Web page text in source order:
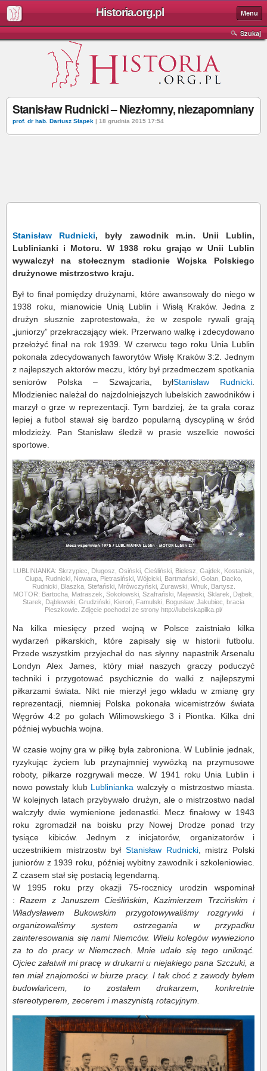
Historia.org.pl Menu
Szukaj
Stanisław Rudnicki – Niezłomny, niezapomniany
prof. dr hab. Dariusz Słapek | 18 grudnia 2015 17:54
Stanisław Rudnicki, były zawodnik m.in. Unii Lublin,
Lublinianki i Motoru. W 1938 roku grając w Unii Lublin
wywalczył na stołecznym stadionie Wojska Polskiego
drużynowe mistrzostwo kraju.
Był to finał pomiędzy drużynami, które awansowały do niego w
1938 roku, mianowicie Unią Lublin i Wisłą Kraków. Jedna z
drużyn słusznie zaprotestowała, że w zespole rywali grają
„juniorzy” przekraczający wiek. Przerwano walkę i zdecydowano
przełożyć finał na rok 1939. W czerwcu tego roku Unia Lublin
pokonała zdecydowanych faworytów Wisłę Kraków 3:2. Jednym
z najlepszych aktorów meczu, który był przedmeczem spotkania
seniorów Polska – Szwajcaria, byłStanisław Rudnicki
Młodzieniec należał do najzdolniejszych lubelskich zawodników i
marzył o grze w reprezentacji. Tym bardziej, że ta grała coraz
lepiej a futbol stawał się bardzo popularną dyscypliną w śród
młodzieży. Pan Stanisław śledził w prasie wszelkie nowości
sportowe.
LUBLINIANKA: Skrzypiec, Długosz, Osiński, Cieśliński, Bielesz, Gajdek, Kostaniak,
Ciupa, Rudnicki, Nowara, Pietrasiński, Wójcicki, Bartmański, Golan, Dacko,
Rudnicki, Blaszka, Stefański, Mrówczyński, Żurawski, Wnuk, Bartysz.
MOTOR: Bartocha, Matraszek, Sokołowski, Szafrański, Majewski, Sklarek, Dąbek,
Starek, Dąblewski, Grudziński, Kieroń, Famulski, Bogusław, Jakubiec, bracia
Pieszkowie. Zdjęcie pochodzi ze strony http://lubelskapilka.pl/
Na kilka miesięcy przed wojną w Polsce zaistniało kilka
wydarzeń piłkarskich, które zapisały się w historii futbolu.
Przede wszystkim przyjechał do nas słynny napastnik Arsenalu
Londyn Alex James, który miał naszych graczy poduczyć
techniki i przygotować psychicznie do walki z najlepszymi
piłkarzami świata. Nikt nie mierzył jego wkładu w zmianę gry
reprezentacji, niemniej Polska pokonała wicemistrzów świata
Węgrów 4:2 po golach Wilimowskiego 3 i Piontka. Kilka dni
później wybuchła wojna.
W czasie wojny gra w piłkę była zabroniona. W Lublinie jednak,
ryzykując życiem lub przynajmniej wywózką na przymusowe
roboty, piłkarze rozgrywali mecze. W 1941 roku Unia Lublin i
nowo powstały klub Lublinianka walczyły o mistrzostwo miasta.
W kolejnych latach przybywało drużyn, ale o mistrzostwo nadal
walczyły dwie wymienione jedenastki. Mecz finałowy w 1943
roku zgromadził na boisku przy Nowej Drodze ponad trzy
tysiące kibiców. Jednym z inicjatorów, organizatorów i
uczestnikiem mistrzostw był Stanisław Rudnicki, mistrz Polski
juniorów z 1939 roku, później wybitny zawodnik i szkoleniowiec.
Z czasem stał się postacią legendarną.
W 1995 roku przy okazji 75-rocznicy urodzin wspominał
:Razem z Januszem Cieślińskim, Kazimierzem Trzcińskim i
Władysławem Bukowskim przygotowywaliśmy rozgrywki i
organizowaliśmy system ostrzegania w przypadku
zainteresowania się nami Niemców. Wielu kolegów wywieziono
za to do pracy w Niemczech. Mnie udało się tego uniknąć.
Ojciec załatwił mi pracę w drukarni u niejakiego pana Szczuki, a
ten miał znajomości w biurze pracy. I tak choć z zawody byłem
budowlańcem, to zostałem drukarzem, konkretnie
stereotyperem, zecerem i maszynistą rotacyjnym.